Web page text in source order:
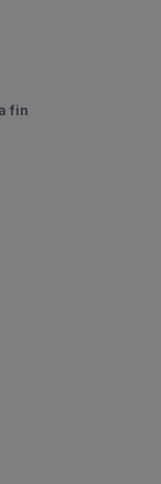
fin